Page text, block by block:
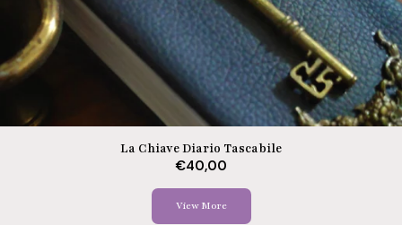
View More
La Chiave Diario Tascabile
€40,00